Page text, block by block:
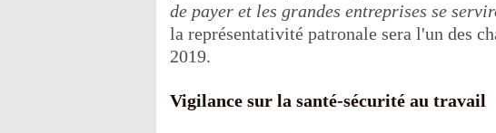
de payer et les grandes entreprises se
la représentativité patronale sera l'un des
2019.
Vigilance sur la santé-sécurité au travail